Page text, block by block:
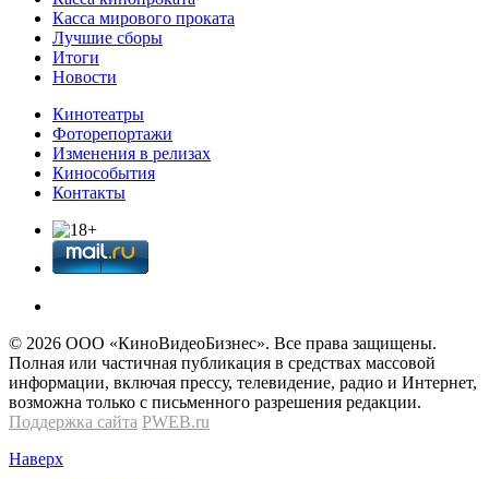
Касса мирового проката
Лучшие сборы
Итоги
Новости
Кинотеатры
Фоторепортажи
Изменения в релизах
Кинособытия
Контакты
© 2026 OOО «КиноВидеоБизнес». Все права защищены.
Полная или частичная публикация в средствах массовой
информации, включая прессу, телевидение, радио и Интернет,
возможна только с письменного разрешения редакции.
Поддержка сайта PWEB.ru
Наверх